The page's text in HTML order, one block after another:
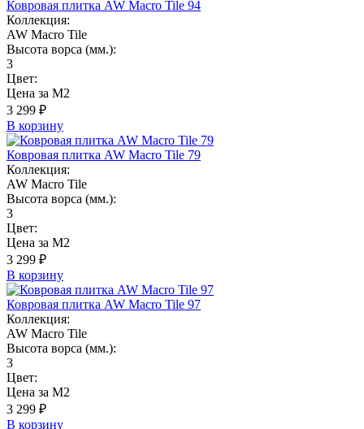
Ковровая плитка AW Macro Tile 94
Коллекция:
AW Macro Tile
Высота ворса (мм.):
3
Цвет:
Цена за М2
3 299 ₽
В корзину
Ковровая плитка AW Macro Tile 79
Коллекция:
AW Macro Tile
Высота ворса (мм.):
3
Цвет:
Цена за М2
3 299 ₽
В корзину
Ковровая плитка AW Macro Tile 97
Коллекция:
AW Macro Tile
Высота ворса (мм.):
3
Цвет:
Цена за М2
3 299 ₽
В корзину